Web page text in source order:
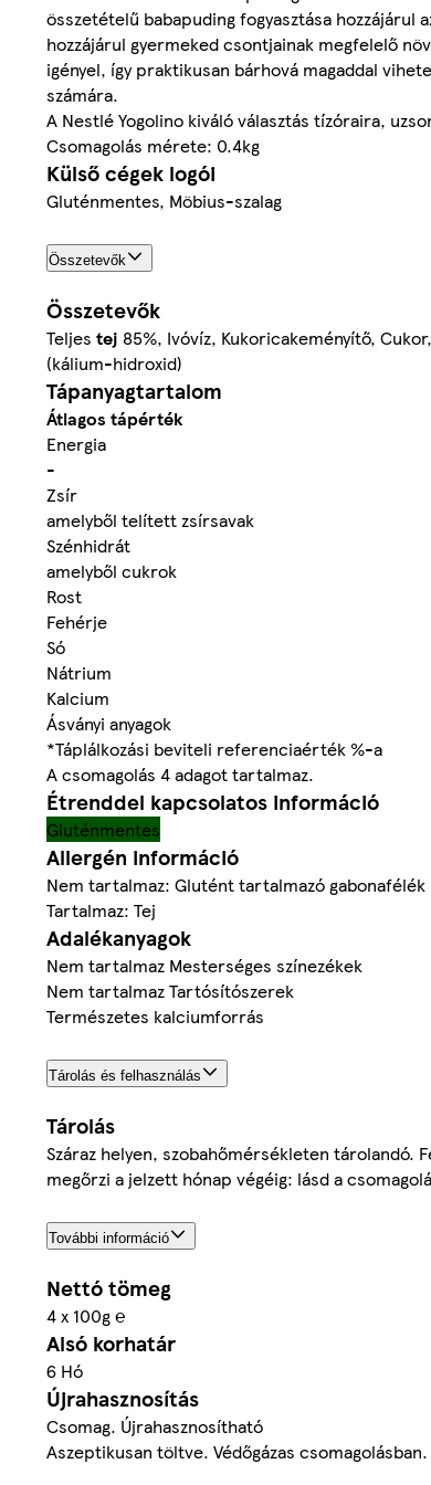
összetételű babapuding fogyasztása
hozzájárul gyermeked csontjainak megfelelő
igényel, így praktikusan bárhová magaddal
számára.
A Nestlé Yogolino kiváló választás tízóraira,
Csomagolás mérete: 0.4kg
Külső cégek logói
Gluténmentes, Möbius-szalag
Összetevők
Összetevők
Teljes tej 85%, Ivóvíz, Kukoricakeményítő,
(kálium-hidroxid)
Tápanyagtartalom
Átlagos tápérték
Energia
-
Zsír
amelyből telített zsírsavak
Szénhidrát
amelyből cukrok
Rost
Fehérje
Só
Nátrium
Kalcium
Ásványi anyagok
*Táplálkozási beviteli referenciaérték %-a
A csomagolás 4 adagot tartalmaz.
Étrenddel kapcsolatos információ
Gluténmentes
Allergén információ
Nem tartalmaz: Glutént tartalmazó gabonafélék
Tartalmaz: Tej
Adalékanyagok
Nem tartalmaz Mesterséges színezékek
Nem tartalmaz Tartósítószerek
Természetes kalciumforrás
Tárolás és felhasználás
Tárolás
Száraz helyen, szobahőmérsékleten tárolandó.
megőrzi a jelzett hónap végéig: lásd a
További információ
Nettó tömeg
4 x 100g ℮
Alsó korhatár
6 Hó
Újrahasznosítás
Csomag. Újrahasznosítható
Aszeptikusan töltve. Védőgázas csomagolásban.